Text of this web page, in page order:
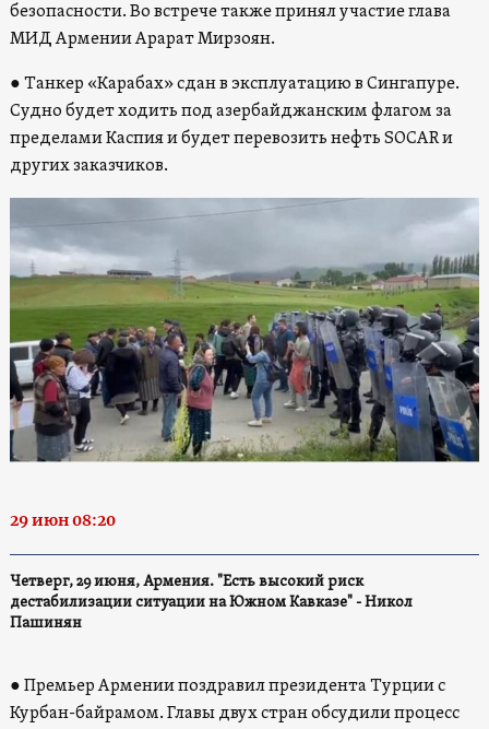
безопасности. Во встрече также принял участие глава
МИД Армении Арарат Мирзоян.
● Танкер «Карабах» сдан в эксплуатацию в Сингапуре.
Судно будет ходить под азербайджанским флагом за
пределами Каспия и будет перевозить нефть SOCAR и
других заказчиков.
29 июн 08:20
Четверг, 29 июня, Армения. "Есть высокий риск
дестабилизации ситуации на Южном Кавказе" - Никол
Пашинян
● Премьер Армении поздравил президента Турции с
Курбан-байрамом. Главы двух стран обсудили процесс